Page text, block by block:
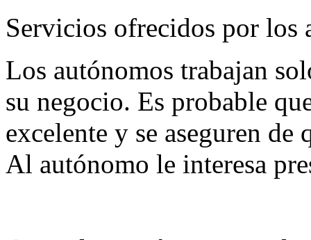
Servicios ofrecidos por los
Los autónomos trabajan
su negocio. Es probable
excelente y se aseguren de
Al autónomo le interesa